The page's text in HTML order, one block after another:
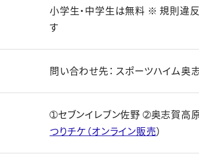
小学生・中学生は無料 ※ 規則違
す
問い合わせ先： スポーツハイム
➀セブンイレブン佐野 ➁奥志賀高
つりチケ（オンライン販売）